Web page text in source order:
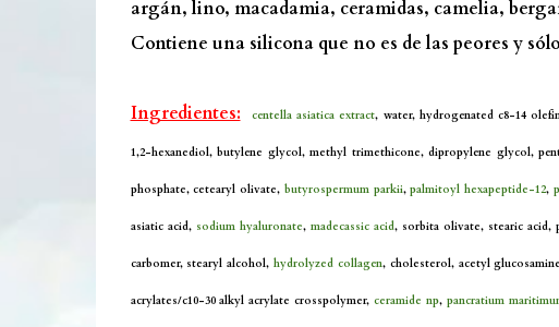
argán, lino, macadamia, ceramidas, camelia,
Contiene una silicona que no es de las peores y
Ingredientes: centella asiatica extract, water, hydrogenated c8-14
1,2-hexanediol, butylene glycol, methyl trimethicone, dipropylene glycol,
phosphate, cetearyl olivate, butyrospermum parkii,palmitoyl hexapeptide-12,
asiatic acid, sodium hyaluronate,madecassic acid, sorbita olivate, stearic acid,
carbomer, stearyl alcohol,hydrolyzed collagen, cholesterol, acetyl
acrylates/c10-30 alkyl acrylate crosspolymer,ceramide np, pancratium